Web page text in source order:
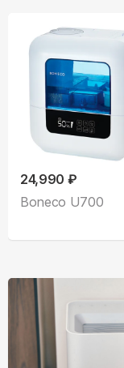
24,990 ₽
Boneco U700